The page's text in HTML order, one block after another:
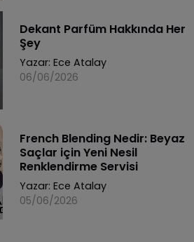
Dekant Parfüm Hakkında Her
Şey
Yazar: Ece Atalay
06/06/2026
French Blending Nedir: Beyaz
Saçlar için Yeni Nesil
Renklendirme Servisi
Yazar: Ece Atalay
05/06/2026